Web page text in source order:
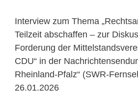
Interview zum Thema
Teilzeit abschaffen – zur
Forderung der
CDU“ in der
Rheinland-Pfalz“ (SWR-
26.01.2026